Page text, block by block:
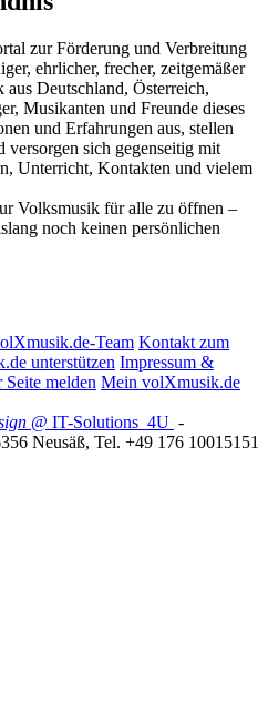
zur Förderung und Verbreitung
ehrlicher, frecher, zeitgemäßer
Deutschland, Österreich,
Musikanten und Freunde dieses
und Erfahrungen aus, stellen
sich gegenseitig mit
Unterricht, Kontakten und vielem
Volksmusik für alle zu öffnen –
noch keinen persönlichen
Team Kontakt zum
unterstützen Impressum &
melden Mein volXmusik.de
@ IT-Solutions 4U -
Neusäß, Tel. +49 176 10015151